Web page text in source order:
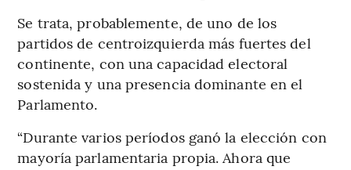
Se trata, probablemente, de uno de los
partidos de centroizquierda más fuertes del
continente, con una capacidad electoral
sostenida y una presencia dominante en el
Parlamento.
“Durante varios períodos ganó la elección con
mayoría parlamentaria propia. Ahora que